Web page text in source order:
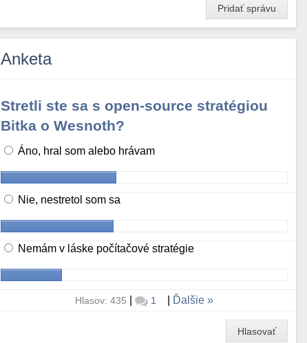
Pridať správu
Anketa
Stretli ste sa s open-source stratégiou
Bitka o Wesnoth?
Áno, hral som alebo hrávam
Nie, nestretol som sa
Nemám v láske počítačové stratégie
Hlasov: 435 | 1 Ďalšie
Hlasovať